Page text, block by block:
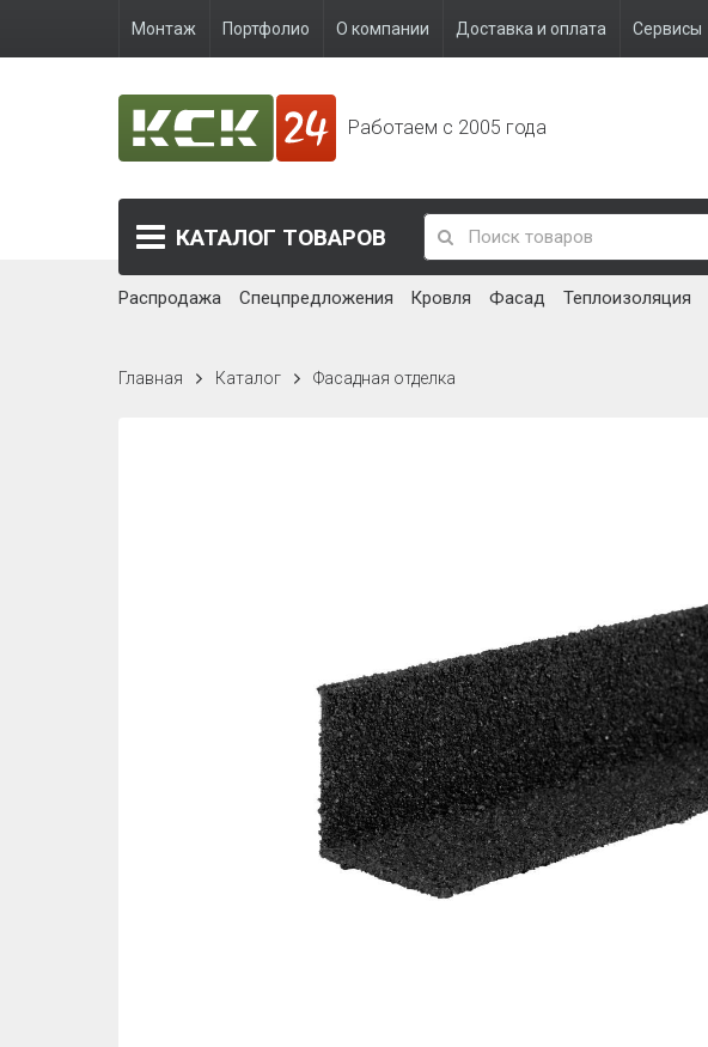
Монтаж Портфолио О компании Доставка и оплата Сервисы
Работаем с 2005 года
КАТАЛОГ ТОВАРОВ
Распродажа Спецпредложения Кровля Фасад Теплоизоляция
Главная Каталог Фасадная отделка